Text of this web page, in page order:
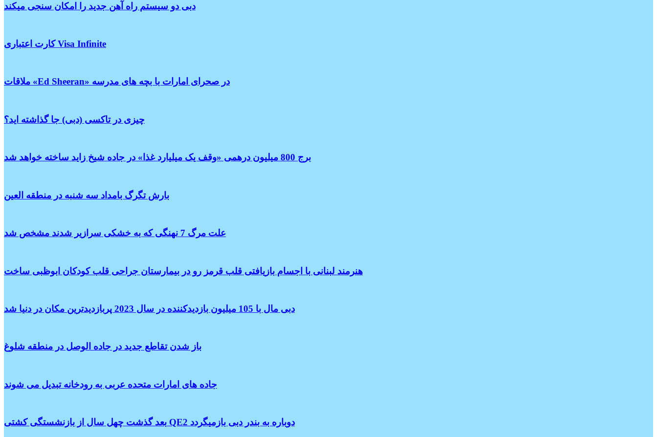
دبی دو سیستم راه آهن جدید را امکان سنجی میکند
کارت اعتباری Visa Infinite
ملاقات «Ed Sheeran» در صحرای امارات با بچه های مدرسه
چیزی در تاکسی (دبی) جا گذاشته اید؟
برج 800 میلیون درهمی «وقف یک میلیارد غذا» در جاده شیخ زاید ساخته خواهد شد
بارش تگرگ بامداد سه شنبه در منطقه العین
علت مرگ 7 نهنگی که به خشکی سرازیر شدند مشخص شد
هنرمند لبنانی با اجسام بازیافتی قلب قرمز رو در بیمارستان جراحی قلب کودکان ابوظبی ساخت
دبی مال با 105 میلیون بازدیدکننده در سال 2023 پربازدیدترین مکان در دنیا شد
باز شدن تقاطع جدید در جاده الوصل در منطقه شلوغ
جاده های امارات متحده عربی به رودخانه تبدیل می شوند
بعد گذشت چهل سال از بازنشستگی کشتی QE2 دوباره به بندر دبی بازمیگردد